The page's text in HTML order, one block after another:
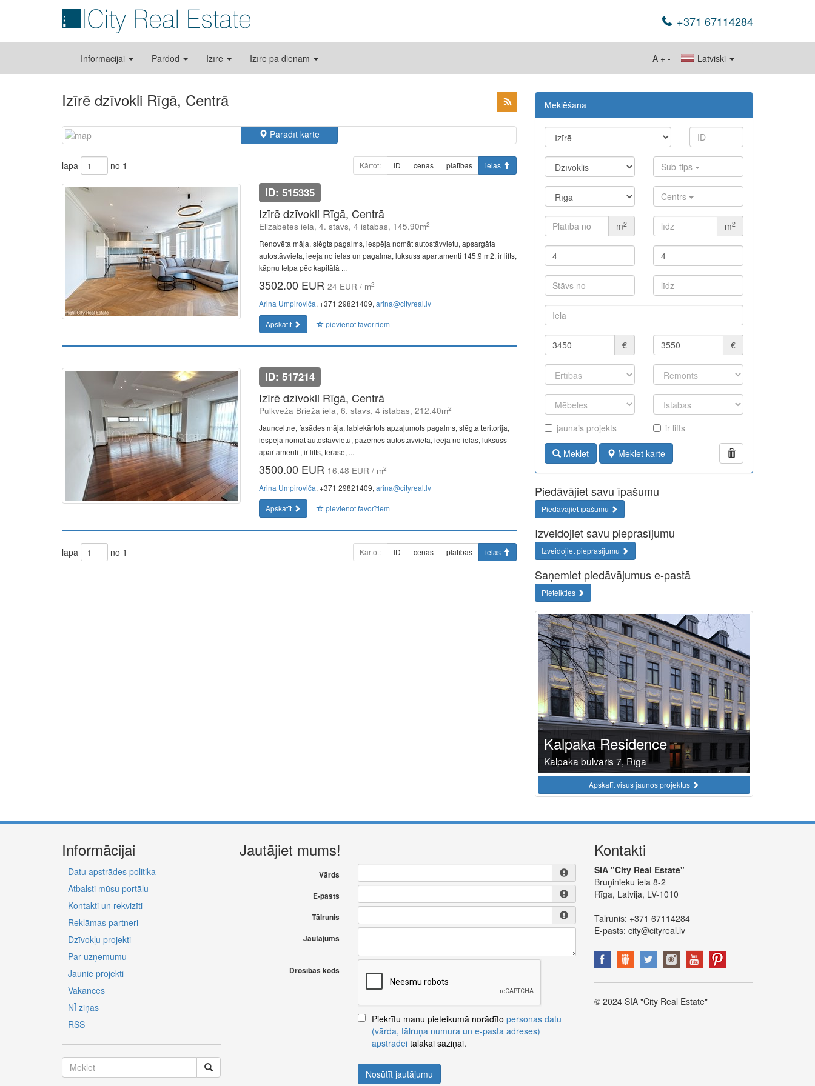
+371 67114284
Informācijai Pārdod Izīrē Izīrē pa dienām Latviski
A + -
Izīrē dzīvokli Rīgā, Centrā
Parādīt kartē
lapa no 1 Kārtot: ID cenas platības ielas
ID: 515335
Izīrē dzīvokli Rīgā, Centrā
Elizabetes iela, 4. stāvs, 4 istabas, 145.90m2
Renovēta māja, slēgts pagalms, iespēja nomāt autostāvvietu, apsargāta
autostāvvieta, ieeja no ielas un pagalma, luksuss apartamenti 145.9 m2, ir lifts,
kāpņu telpa pēc kapitālā ...
3502.00 EUR 24 EUR / m2
Arina Umpiroviča, +371 29821409, arina@cityreal.lv
Apskatīt
pievienot favorītiem
ID: 517214
Izīrē dzīvokli Rīgā, Centrā
Pulkveža Brieža iela, 6. stāvs, 4 istabas, 212.40m2
Jaunceltne, fasādes māja, labiekārtots apzaļumots pagalms, slēgta teritorija,
iespēja nomāt autostāvvietu, pazemes autostāvvieta, ieeja no ielas, luksuss
apartamenti , ir lifts, terase, ...
3500.00 EUR 16.48 EUR / m2
Arina Umpiroviča, +371 29821409, arina@cityreal.lv
Apskatīt
pievienot favorītiem
lapa no 1 Kārtot: ID cenas platības ielas
Meklēšana
Sub-tips
Centrs
m2 m2
€ €
jaunais projekts ir lifts
Meklēt Meklēt kartē
Piedāvājiet savu īpašumu
Piedāvājiet īpašumu
Izveidojiet savu pieprasījumu
Izveidojiet pieprasījumu
Saņemiet piedāvājumus e-pastā
Pieteikties
Kalpaka Residence
Kalpaka bulvāris 7, Rīga
Apskatīt visus jaunos projektus
Informācijai
Datu apstrādes politika
Atbalsti mūsu portālu
Kontakti un rekvizīti
Reklāmas partneri
Dzīvokļu projekti
Par uzņēmumu
Jaunie projekti
Vakances
NĪ ziņas
RSS
Jautājiet mums!
Vārds
E-pasts
Tālrunis
Jautājums
Drošības kods
Piekrītu manu pieteikumā norādīto personas datu
(vārda, tālruņa numura un e-pasta adreses)
apstrādeitālākai saziņai.
Nosūtīt jautājumu
Kontakti
SIA "City Real Estate"
Bruņinieku iela 8-2
Rīga, Latvija, LV-1010
Tālrunis: +371 67114284
E-pasts: city@cityreal.lv
© 2024 SIA "City Real Estate"